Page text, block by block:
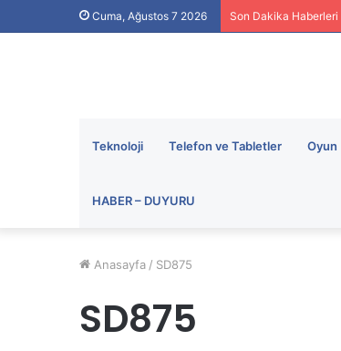
Cuma, Ağustos 7 2026 Son Dakika Haberleri
Teknoloji Telefon ve Tabletler Oyun
HABER – DUYURU
Anasayfa / SD875
SD875